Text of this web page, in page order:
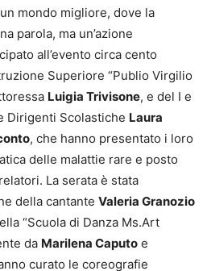
mondo migliore, dove la
parola, ma un’azione
all’evento circa cento
Superiore “Publio Virgilio
Luigia Trivisone, e del I e
Dirigenti Scolastiche Laura
, che hanno presentato i loro
delle malattie rare e posto
La serata è stata
della cantante Valeria Granozio
“Scuola di Danza Ms.Art
da Marilena Caputo e
curato le coreografie